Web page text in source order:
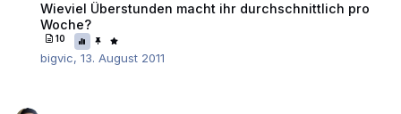
Wieviel Überstunden macht ihr durchschnittlich pro
Woche?
10
bigvic, 13. August 2011